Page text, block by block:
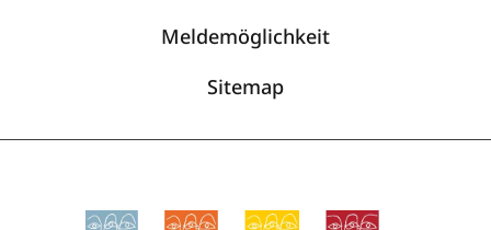
Meldemöglichkeit
Sitemap